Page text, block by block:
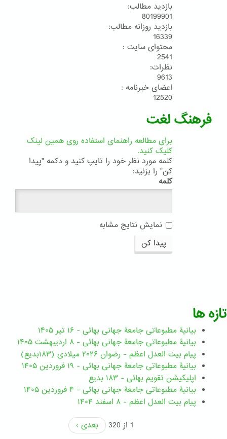
بازدید مطالب:
80199901
بازدید روزانه مطالب:
16339
محتوای سایت :
2541
نظرات:
9613
اعضای خبرنامه :
12520
فرهنگ لغت
برای مطالعه راهنمای استفاده روی همین لینک
کلیک کنید.
کلمه مورد نظر خود را تایپ کنید و دکمه "پیدا
کن" را بزنید:
کلمه
نمایش نتایج مشابه
پیدا کن
تازه ها
بیانیۀ مطبوعاتی جامعۀ جهانی بهائی - ۱۶ تیر ۱۴۰۵
بیانیۀ مطبوعاتی جامعۀ جهانی بهائی - ۸ اردیبهشت ۱۴۰۵
پیام بیت العدل اعظم - رضوان ۲۰۲۶ میلادی (۱۸۳بدیع)
بیانیۀ مطبوعاتی جامعۀ جهانی بهائی - ۱۹ فروردین ۱۴۰۵
اپلیکیشن تقویم بهائی - ۱۸۳ بدیع
بیانیۀ مطبوعاتی جامعۀ جهانی بهائی - ۴ فروردین ۱۴۰۵
پیام بیت العدل اعظم - ۸ اسفند ۱۴۰۴
1 از 320
بعدی ›